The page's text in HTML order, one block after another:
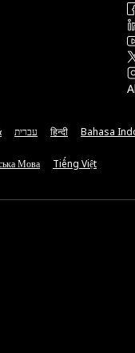
עברית हिन्दी Bahasa
Мова Tiếng Việt